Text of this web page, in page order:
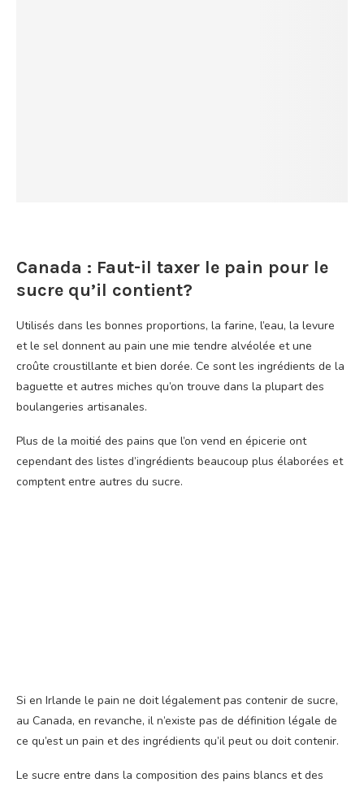
Canada : Faut-il taxer le pain pour le
sucre qu’il contient?
Utilisés dans les bonnes proportions, la farine, l’eau, la levure
et le sel donnent au pain une mie tendre alvéolée et une
croûte croustillante et bien dorée. Ce sont les ingrédients de la
baguette et autres miches qu’on trouve dans la plupart des
boulangeries artisanales.
Plus de la moitié des pains que l’on vend en épicerie ont
cependant des listes d’ingrédients beaucoup plus élaborées et
comptent entre autres du sucre.
Si en Irlande le pain ne doit légalement pas contenir de sucre,
au Canada, en revanche, il n’existe pas de définition légale de
ce qu’est un pain et des ingrédients qu’il peut ou doit contenir.
Le sucre entre dans la composition des pains blancs et des